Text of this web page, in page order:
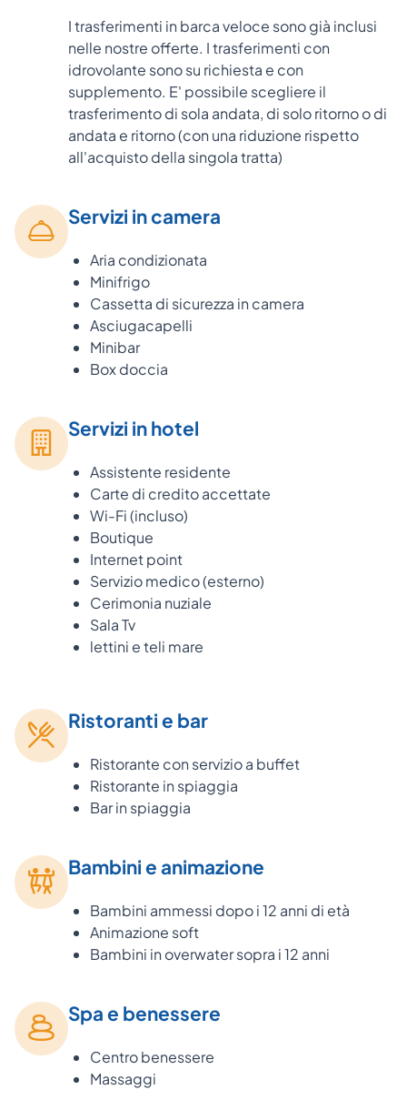
I trasferimenti in barca veloce sono già inclusi
nelle nostre offerte. I trasferimenti con
idrovolante sono su richiesta e con
supplemento. E' possibile scegliere il
trasferimento di sola andata, di solo ritorno o di
andata e ritorno (con una riduzione rispetto
all'acquisto della singola tratta)
Servizi in camera
Aria condizionata
Minifrigo
Cassetta di sicurezza in camera
Asciugacapelli
Minibar
Box doccia
Servizi in hotel
Assistente residente
Carte di credito accettate
Wi-Fi (incluso)
Boutique
Internet point
Servizio medico (esterno)
Cerimonia nuziale
Sala Tv
lettini e teli mare
Ristoranti e bar
Ristorante con servizio a buffet
Ristorante in spiaggia
Bar in spiaggia
Bambini e animazione
Bambini ammessi dopo i 12 anni di età
Animazione soft
Bambini in overwater sopra i 12 anni
Spa e benessere
Centro benessere
Massaggi